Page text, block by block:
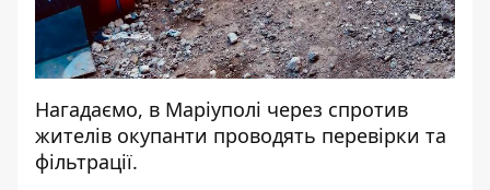
Нагадаємо, в Маріуполі через спротив
жителів окупанти проводять перевірки та
фільтрації.